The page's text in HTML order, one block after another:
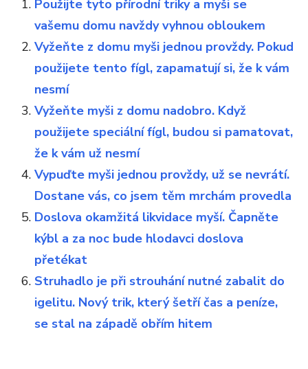
Použijte tyto přírodní triky a myši se
vašemu domu navždy vyhnou obloukem
Vyžeňte z domu myši jednou provždy. Pokud
použijete tento fígl, zapamatují si, že k vám
nesmí
Vyžeňte myši z domu nadobro. Když
použijete speciální fígl, budou si pamatovat,
že k vám už nesmí
Vypuďte myši jednou provždy, už se nevrátí.
Dostane vás, co jsem těm mrchám provedla
Doslova okamžitá likvidace myší. Čapněte
kýbl a za noc bude hlodavci doslova
přetékat
Struhadlo je při strouhání nutné zabalit do
igelitu. Nový trik, který šetří čas a peníze,
se stal na západě obřím hitem